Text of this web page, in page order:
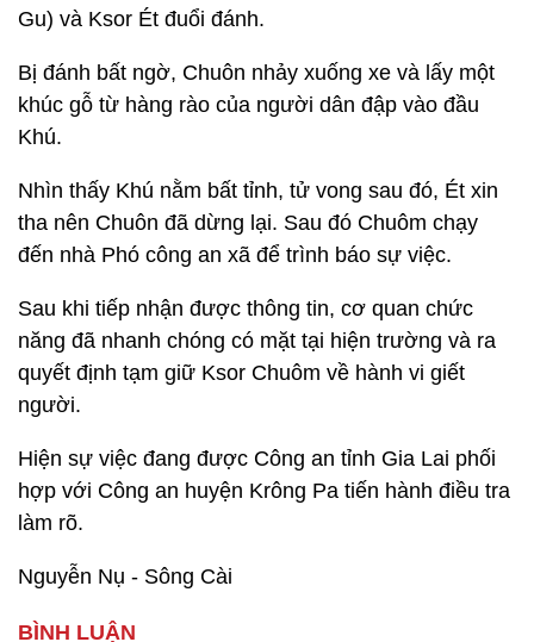
Gu) và Ksor Ét đuổi đánh.
Bị đánh bất ngờ, Chuôn nhảy xuống xe và lấy một
khúc gỗ từ hàng rào của người dân đập vào đầu
Khú.
Nhìn thấy Khú nằm bất tỉnh, tử vong sau đó, Ét xin
tha nên Chuôn đã dừng lại. Sau đó Chuôm chạy
đến nhà Phó công an xã để trình báo sự việc.
Sau khi tiếp nhận được thông tin, cơ quan chức
năng đã nhanh chóng có mặt tại hiện trường và ra
quyết định tạm giữ Ksor Chuôm về hành vi giết
người.
Hiện sự việc đang được Công an tỉnh Gia Lai phối
hợp với Công an huyện Krông Pa tiến hành điều tra
làm rõ.
Nguyễn Nụ - Sông Cài